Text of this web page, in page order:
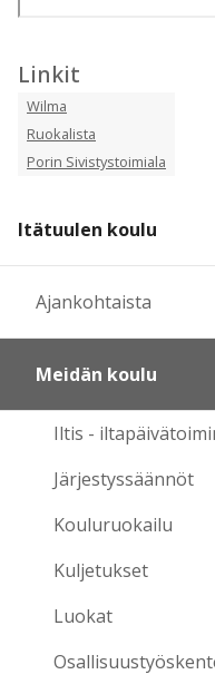
Linkit
Wilma
Ruokalista
Porin Sivistystoimiala
Itätuulen koulu
Ajankohtaista
Meidän koulu
Iltis -
Järjestyssäännöt
Kouluruokailu
Kuljetukset
Luokat